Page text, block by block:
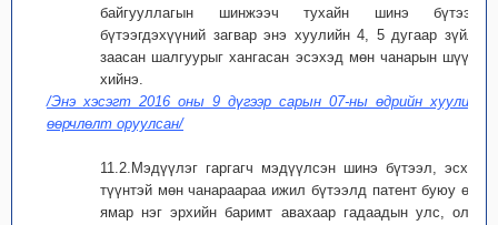
байгууллагын шинжээч тухайн шинэ бүтээл,
бүтээгдэхүүний загвар энэ хуулийн 4, 5 дугаар зүйлд
заасан шалгуурыг хангасан эсэхэд мөн чанарын шүүлт
хийнэ.
/Энэ хэсэгт 2016 оны 9 дүгээр сарын 07-ны өдрийн хуулиар
өөрчлөлт оруулсан/
11.2.Мэдүүлэг гаргагч мэдүүлсэн шинэ бүтээл, эсхүл
түүнтэй мөн чанараараа ижил бүтээлд патент буюу өөр
ямар нэг эрхийн баримт авахаар гадаадын улс, олон